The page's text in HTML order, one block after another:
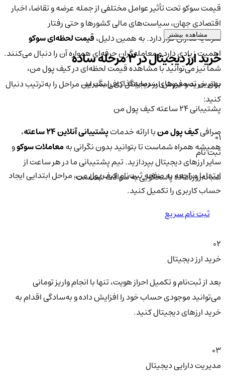
قیمت سوکو تحت تأثیر عوامل مختلفی از جمله عرضه و تقاضا، اخبار
اقتصادی جهان، سیاست‌های مالی کشورها و حتی رفتار
سرمایه‌گذاران قرار دارد. به همین دلیل،قیمت لحظه‌ای سوکو
اهمیت زیادی دارد و معامله‌گران حرفه‌ای همواره آن را دنبال می‌کنند.
شما نیز می‌توانید با مشاهده قیمت لحظه‌ای در کیف پول من،
بهترین تصمیم‌های سرمایه‌گذاری را بگیرید.
پشتیبانی ۲۴ ساعته کیف پول من
صرافیکیف پول منبا ارائه خدماتپشتیبانی آنلاین ۲۴ ساعته
،
همیشه همراه شماست تا بتوانید بدون نگرانی بهمعاملات سوکوو
سایر ارزهای دیجیتال بپردازید. تیم پشتیبانی ما در هر ساعت از
شبانه‌روز آماده پاسخگویی به سوالات شماست.
مشاهده بیشتر
خرید ارز دیجیتال در 3 مرحله ساده
برای خرید و فروش ارز دیجیتال کافی‌ست این مراحل را به‌ترتیب دنبال
کنید:
01
ثبت نام
ابتدا با مراجعه به صفحه ثبت‌نام کیف‌ پول من، مراحل ابتدایی ایجاد
حساب کاربری را تکمیل کنید.
ثبت نام سریع
02
خرید ارز دیجیتال
بعد از ثبت‌نام و تکمیل احراز هویت، تنها با انجام واریز تومانی
می‌توانید موجودی حساب خود را افزایش داده و به‌سادگی اقدام به
خرید ارزهای دیجیتال کنید.
03
مدیریت دارایی دیجیتال